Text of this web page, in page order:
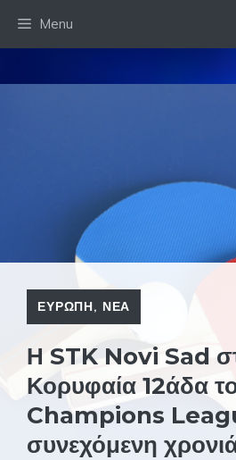
Menu
ΕΥΡΩΠΗ, ΝΕΑ
Η STK Novi Sad
Κορυφαία 12άδα
Champions
συνεχόμενη